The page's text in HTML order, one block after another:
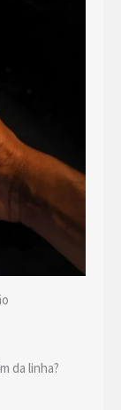
da linha?